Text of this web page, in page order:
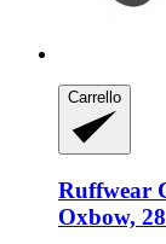
Carrello
Ruffwear
Oxbow,